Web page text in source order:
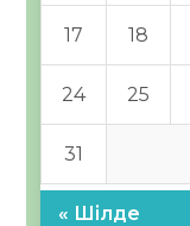
17 18
24 25
31
« Шілде